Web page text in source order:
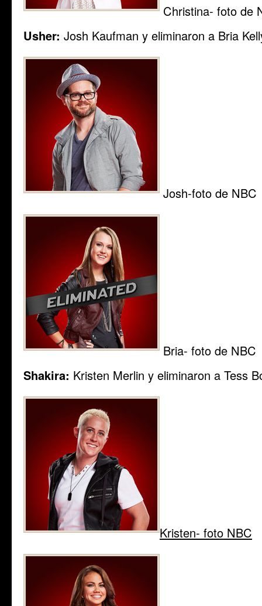
Christina- foto de
Usher: Josh Kaufman y eliminaron a Bria
Josh-foto de NBC
Bria- foto de NBC
Shakira: Kristen Merlin y eliminaron a Tess
Kristen- foto NBC